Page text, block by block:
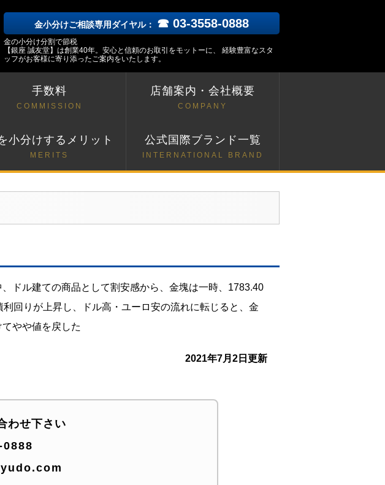
金小分けご相談専用ダイヤル： ☎ 03-3558-0888
金の小分け分割で節税
【銀座 誠友堂】は創業40年。安心と信頼のお取引をモットーに、 経験豊富なスタ
ッフがお客様に寄り添ったご案内をいたします。
手数料
COMMISSION
店舗案内・会社概要
COMPANY
小分けするメリット
MERITS
公式国際ブランド一覧
INTERNATIONAL BRAND
ドル建ての商品として割安感から、金塊は一時、1783.40
回りが上昇し、ドル高・ユーロ安の流れに転じると、金
やや値を戻した
2021年7月2日更新
わせ下さい